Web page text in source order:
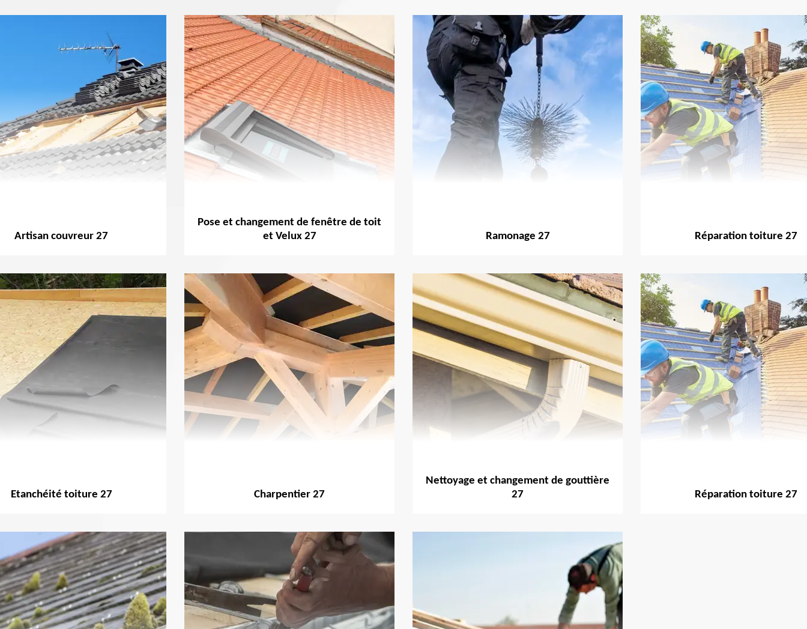
Artisan couvreur 27
Pose et changement de fenêtre de toit
et Velux 27
Ramonage 27 Réparation toiture 27
Etanchéité toiture 27 Charpentier 27
Nettoyage et changement de gouttière
27
Réparation toiture 27